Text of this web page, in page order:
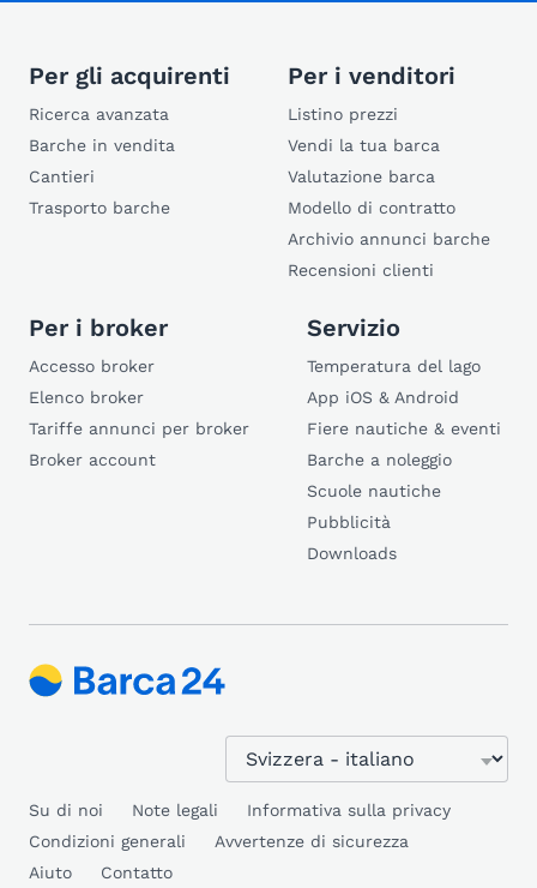
Per gli acquirenti
Ricerca avanzata
Barche in vendita
Cantieri
Trasporto barche
Per i venditori
Listino prezzi
Vendi la tua barca
Valutazione barca
Modello di contratto
Archivio annunci barche
Recensioni clienti
Per i broker
Accesso broker
Elenco broker
Tariffe annunci per broker
Broker account
Servizio
Temperatura del lago
App iOS & Android
Fiere nautiche & eventi
Barche a noleggio
Scuole nautiche
Pubblicità
Downloads
Su di noi Note legali
Informativa sulla privacy
Condizioni generali
Avvertenze di sicurezza
Aiuto
Contatto